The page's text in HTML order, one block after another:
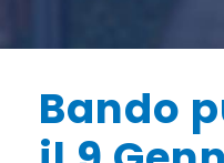
Bando